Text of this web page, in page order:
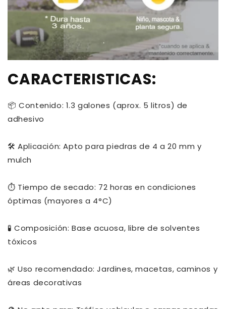
CARACTERISTICAS:
📦 Contenido: 1.3 galones (aprox. 5 litros) de
adhesivo
🛠️ Aplicación: Apto para piedras de 4 a 20 mm y
mulch
⏱️ Tiempo de secado: 72 horas en condiciones
óptimas (mayores a 4°C)
🧪 Composición: Base acuosa, libre de solventes
tóxicos
🌿 Uso recomendado: Jardines, macetas, caminos y
áreas decorativas